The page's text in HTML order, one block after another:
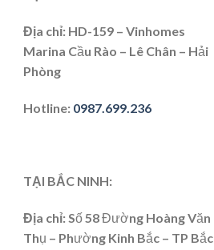
Địa chỉ: HD-159 – Vinhomes
Marina Cầu Rào – Lê Chân – Hải
Phòng
Hotline: 0987.699.236
TẠI BẮC NINH:
Địa chỉ: Số 58 Đường Hoàng Văn
Thụ – Phường Kinh Bắc – TP Bắc